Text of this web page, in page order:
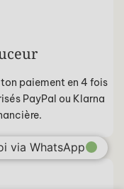
paiement en 4 fois
PayPal ou Klarna
via WhatsApp